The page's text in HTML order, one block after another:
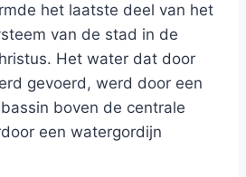
het laatste deel van het
van de stad in de
Het water dat door
gevoerd, werd door een
boven de centrale
een watergordijn